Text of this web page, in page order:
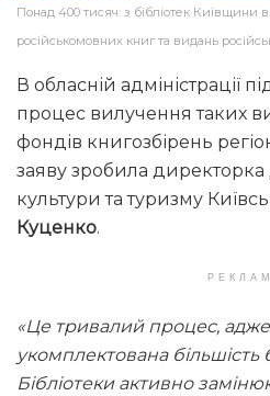
Понад 400 тисяч: з бібліотек
російськомовних книг та видань
В обласній адміністрації
процес вилучення таких
фондів книгозбірень
заяву зробила
культури та туризму
Куценко.
«Це тривалий процес,
укомплектована більшість
Бібліотеки активно